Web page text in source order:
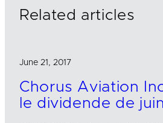
Related articles
June 21, 2017
Chorus Aviation
le dividende de